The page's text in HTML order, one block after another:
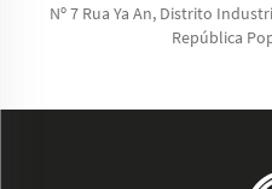
Nº 7 Rua Ya An, Distrito
República